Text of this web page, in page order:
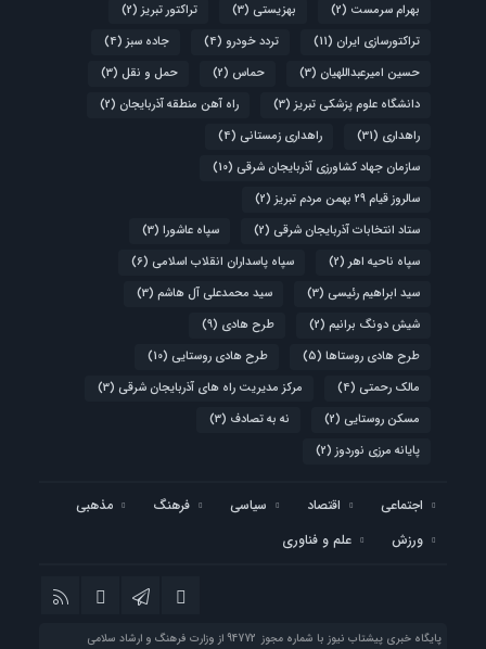
بهرام سرمست (2) بهزیستی (3) تراکتور تبریز (2)
تراکتورسازی ایران (11) تردد خودرو (4) جاده سبز (4)
حسین امیرعبداللهیان (3) حماس (2) حمل و نقل (3)
دانشگاه علوم پزشکی تبریز (3) راه آهن منطقه آذربایجان (2)
راهداری (31) راهداری زمستانی (4)
سازمان جهاد کشاورزی آذربایجان شرقی (10)
سالروز قیام ۲۹ بهمن مردم تبریز
(2)
ستاد انتخابات آذربایجان شرقی (2) سپاه عاشورا (3)
سپاه ناحیه اهر (2) سپاه پاسداران انقلاب اسلامی (6)
سید ابراهیم رئیسی (3) سید محمدعلی آل هاشم (3)
شیش دونگ برانیم (2) طرح هادی (9)
طرح هادی روستاها (5) طرح هادی روستایی (10)
مالک رحمتی (4) مرکز مدیریت راه های آذربایجان شرقی (3)
مسکن روستایی (2) نه به تصادف (3)
پایانه مرزی نوردوز (2)
اجتماعی اقتصاد سیاسی فرهنگ
مذهبی
ورزش
علم و فناوری
پایگاه خبری پیشتاب نیوز با شماره مجوز 94772 از وزارت فرهنگ و ارشاد سلامی